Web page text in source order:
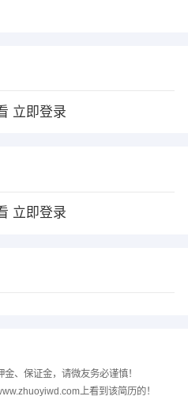
立即登录
立即登录
、保证金，请微友务必谨慎！
上看到该简历的！